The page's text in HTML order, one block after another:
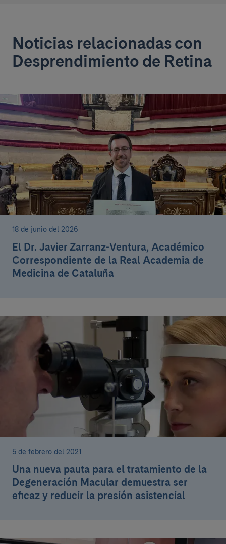
Noticias relacionadas con
Desprendimiento de Retina
18 de junio del 2026
El Dr. Javier Zarranz-Ventura, Académico
Correspondiente de la Real Academia de
Medicina de Cataluña
5 de febrero del 2021
Una nueva pauta para el tratamiento de la
Degeneración Macular demuestra ser
eficaz y reducir la presión asistencial